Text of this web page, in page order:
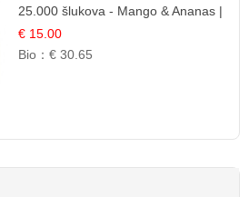
25.000 šlukova - Mango & Ananas |
Egzotična Voćna Mješavina
€ 15.00
Bio：€ 30.65